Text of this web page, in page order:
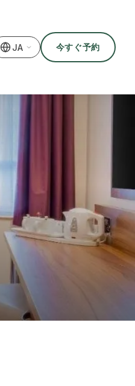
JA 今すぐ予約